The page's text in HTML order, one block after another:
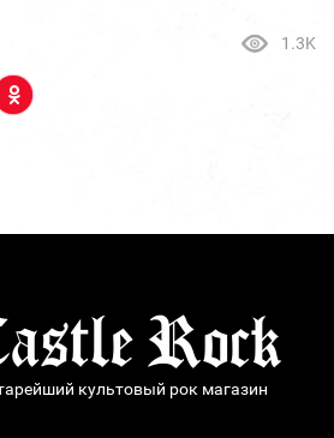
1.3K
культовый рок магазин